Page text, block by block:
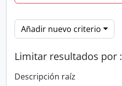
Añadir nuevo criterio
Limitar resultados por :
Descripción raíz